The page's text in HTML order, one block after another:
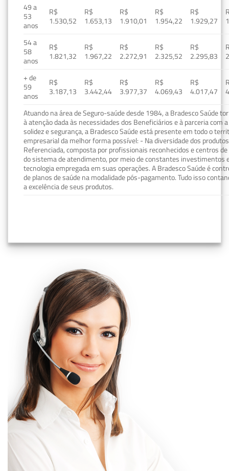
49 a
53
anos
R$
1.530,52
R$
1.653,13
R$
1.910,01
R$
1.954,22
R$
1.929,27
54 a
58
anos
R$
1.821,32
R$
1.967,22
R$
2.272,91
R$
2.325,52
R$
2.295,83
+ de
59
anos
R$
3.187,13
R$
3.442,44
R$
3.977,37
R$
4.069,43
R$
4.017,47
Atuando na área de Seguro-saúde desde 1984, a Bradesco Saúde
à atenção dada às necessidades dos Beneficiários e à parceria com
solidez e segurança, a Bradesco Saúde está presente em todo o
empresarial da melhor forma possível: - Na diversidade dos
Referenciada, composta por profissionais reconhecidos e centros
do sistema de atendimento, por meio de constantes investimentos
tecnologia empregada em suas operações. A Bradesco Saúde é
de planos de saúde na modalidade pós-pagamento. Tudo isso
a excelência de seus produtos.